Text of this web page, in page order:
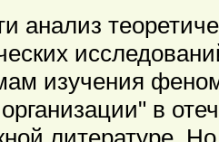
анализ
изучения
в